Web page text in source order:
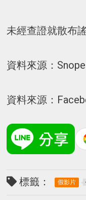
未經查證就散布
資料來源：
資料來源：
標籤： 假影片